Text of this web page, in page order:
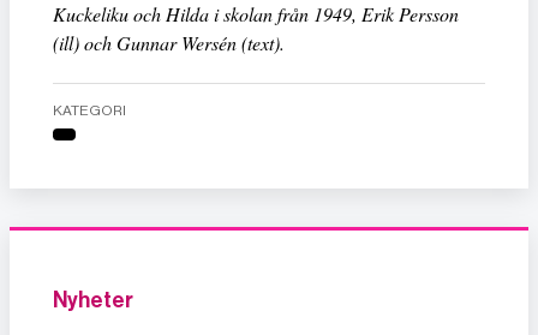
Kuckeliku och Hilda i skolan från 1949, Erik Persson
(ill) och Gunnar Wersén (text).
KATEGORI
Nyheter